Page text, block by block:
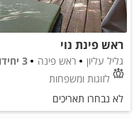
ראש פינת נוי
גליל עליון ראש פינה
3 יחידות
לזוגות ומשפחות
לא נבחרו תאריכים